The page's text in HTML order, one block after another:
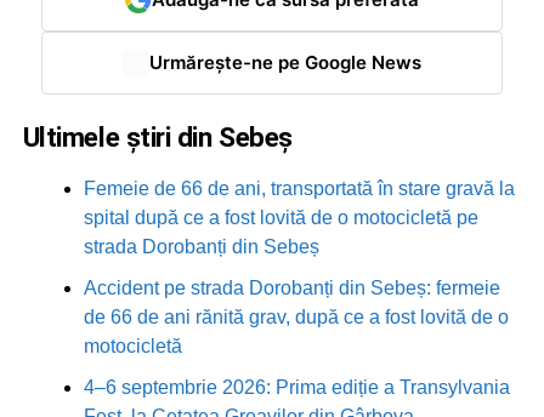
Urmărește-ne pe Google News
Ultimele știri din Sebeș
Femeie de 66 de ani, transportată în stare gravă la
spital după ce a fost lovită de o motocicletă pe
strada Dorobanți din Sebeș
Accident pe strada Dorobanți din Sebeș: fermeie
de 66 de ani rănită grav, după ce a fost lovită de o
motocicletă
4–6 septembrie 2026: Prima ediție a Transylvania